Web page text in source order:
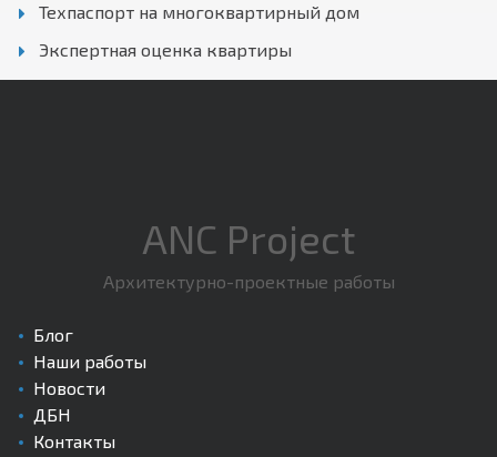
Техпаспорт на многоквартирный дом
Экспертная оценка квартиры
ANC Project
Архитектурно-проектные работы
Блог
Наши работы
Новости
ДБН
Контакты